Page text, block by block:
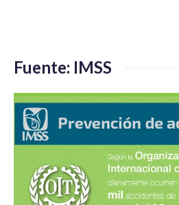
Fuente: IMSS